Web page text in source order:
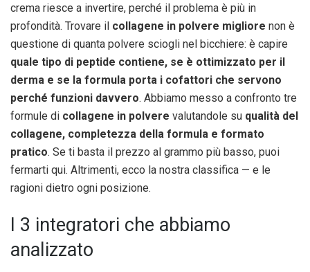
crema riesce a invertire, perché il problema è più in
profondità. Trovare il collagene in polvere migliore non è
questione di quanta polvere sciogli nel bicchiere: è capire
quale tipo di peptide contiene, se è ottimizzato per il
derma e se la formula porta i cofattori che servono
perché funzioni davvero. Abbiamo messo a confronto tre
formule di collagene in polvere valutandole su qualità del
collagene, completezza della formula e formato
pratico. Se ti basta il prezzo al grammo più basso, puoi
fermarti qui. Altrimenti, ecco la nostra classifica — e le
ragioni dietro ogni posizione.
I 3 integratori che abbiamo
analizzato